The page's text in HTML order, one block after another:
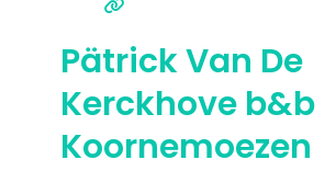
sang, levenscoach. Ik richtte mijn eigen
Pätrick Van De
Kerckhove b&b
Koornemoezen